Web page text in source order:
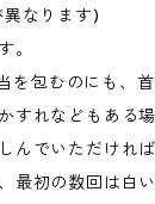
なります)
。
包むのにも、
すれなどもある
んでいただけれ
最初の数回は白